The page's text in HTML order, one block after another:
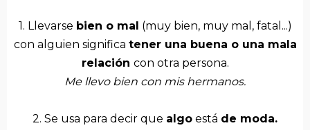
1. Llevarse bien o mal (muy bien, muy mal, fatal...)
con alguien significa tener una buena o una mala
relación con otra persona.
Me llevo bien con mis hermanos.
2. Se usa para decir que algo está de moda.